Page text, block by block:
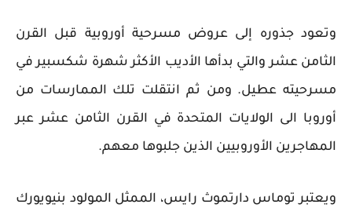
وتعود جذوره إلى عروض مسرحية أوروبية قبل القرن
الثامن عشر والتي بدأها الأديب الأكثر شهرة شكسبير في
مسرحيته عطيل. ومن ثم انتقلت تلك الممارسات من
أوروبا الى الولايات المتحدة في القرن الثامن عشر عبر
المهاجرين الأوروبيين الذين جلبوها معهم.
ويعتبر توماس دارتموث رايس، الممثل المولود بنيويورك